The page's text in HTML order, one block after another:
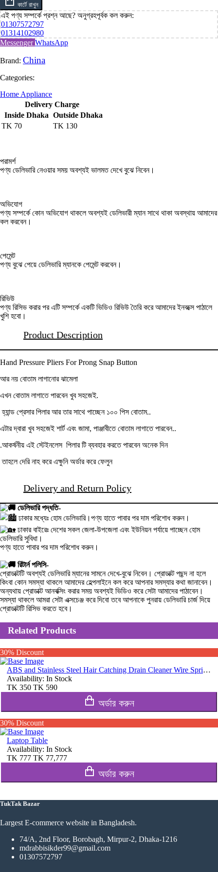
কার্টে রাখুন
এই পণ্য সম্পর্কে প্রশ্ন আছে? অনুগ্রহপূর্বক কল করুন:
01307572797
01314102980
MessengerWhatsApp
Brand: China
Categories:
Home Appliance
Delivery Charge
Inside Dhaka Outside Dhaka
TK 70 TK 130
পরামর্শ
পণ্য ডেলিভারি নেওয়ার সময় অবশ্যই ভালমত দেখে বুঝে নিবেন।
অভিযোগ
পণ্য সম্পর্কে কোন অভিযোগ থাকলে অবশ্যই ডেলিভারী ম্যান সাথে থাকা অবস্থায় আমাদের
কল করবেন।
পেমেন্ট
পণ্য বুঝে পেয়ে ডেলিভারি ম্যানকে পেমেন্ট করবেন।
রিভিউ
পণ্য রিসিভ করার পর এটি সম্পর্কে একটি ভিডিও রিভিউ তৈরি করে আমাদের ইনবক্সে পাঠালে
খুশি হবো।
Product Description
Hand Pressure Pliers For Prong Snap Button
আর নয় বোতাম লাগানোর ঝামেলা
এখন বোতাম লাগাতে পারবেন খুব সহজেই.
হ্যান্ড প্রেসার পিলার আর তার সাথে পাচ্ছেন ১০০ পিস বোতাম..
এটার দ্বারা খুব সহজেই শার্ট এবং জামা, পাঞ্জাবীতে বোতাম লাগাতে পারবেন..
.আকর্ষনীয় এই স্টেইনলেস পিলার টি ব্যবহার করতে পারবেন অনেক দিন
তাহলে দেরি নাহ করে এক্ষুনি অর্ডার করে ফেলুন
Delivery and Return Policy
ডেলিভারি পদ্ধতি-
ঢাকার মধ্যেঃ হোম ডেলিভারি।পণ্য হাতে পাবার পর দাম পরিশোধ করুন।
ঢাকার বাইরেঃ দেশের সকল জেলা-উপজেলা এবং ইউনিয়ন পর্যায়ে পাচ্ছেন হোম
ডেলিভারি সুবিধা।
পণ্য হাতে পাবার পর দাম পরিশোধ করুন।
রিটার্ন পলিসি-
প্রোডাক্টটি অবশ্যই ডেলিভারি ম্যানের সামনে দেখে-বুঝে নিবেন। প্রোডাক্ট পছন্দ না হলে
কিংবা কোন সমস্যা থাকলে আমাদের হেল্পলাইনে কল করে আপনার সমস্যার কথা জানাবেন।
অন্যথায় প্রোডাক্ট আনবক্সিং করার সময় অবশ্যই ভিডিও করে সেটা আমাদের পাঠাবেন।
সমস্যা থাকলে আমরা সেটা এক্সচেঞ্জ করে দিবো তবে আপনাকে পুনরায় ডেলিভারি চার্জ দিয়ে
প্রোডাক্টটি রিসিভ করতে হবে।
Related Products
30% Discount
ABS and Stainless Steel Hair Catching Drain Cleaner Wire Spring Sink
Availability: In Stock
TK 350 TK 590
অর্ডার করুন
30% Discount
Laptop Table
Availability: In Stock
TK 777 TK 77,777
অর্ডার করুন
TukTak Bazar
Largest E-commerce website in Bangladesh.
74/A, 2nd Floor, Borobagh, Mirpur-2, Dhaka-1216
mdrabbisikder99@gmail.com
01307572797